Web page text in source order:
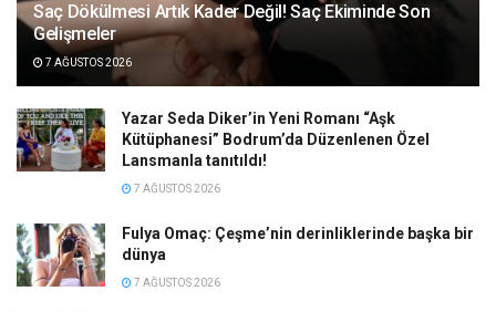
Saç Dökülmesi Artık Kader Değil! Saç Ekiminde Son
Gelişmeler
7 AĞUSTOS 2026
Yazar Seda Diker’in Yeni Romanı “Aşk
Kütüphanesi” Bodrum’da Düzenlenen Özel
Lansmanla tanıtıldı!
7 AĞUSTOS 2026
Fulya Omaç: Çeşme’nin derinliklerinde başka bir
dünya
7 AĞUSTOS 2026